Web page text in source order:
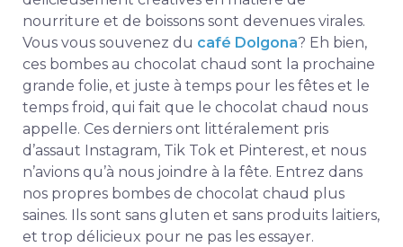
nourriture et de boissons sont devenues virales.
Vous vous souvenez du café Dolgona? Eh bien,
ces bombes au chocolat chaud sont la prochaine
grande folie, et juste à temps pour les fêtes et le
temps froid, qui fait que le chocolat chaud nous
appelle. Ces derniers ont littéralement pris
d’assaut Instagram, Tik Tok et Pinterest, et nous
n’avions qu’à nous joindre à la fête. Entrez dans
nos propres bombes de chocolat chaud plus
saines. Ils sont sans gluten et sans produits laitiers,
et trop délicieux pour ne pas les essayer.